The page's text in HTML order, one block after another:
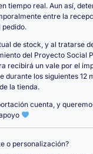
tiempo real. Aun así,
entre la
pedido.
de stock, y al tratarse
del Proyecto Social
recibirá un vale por el
durante los siguientes 12
la tienda.
cuenta, y
o personalización?